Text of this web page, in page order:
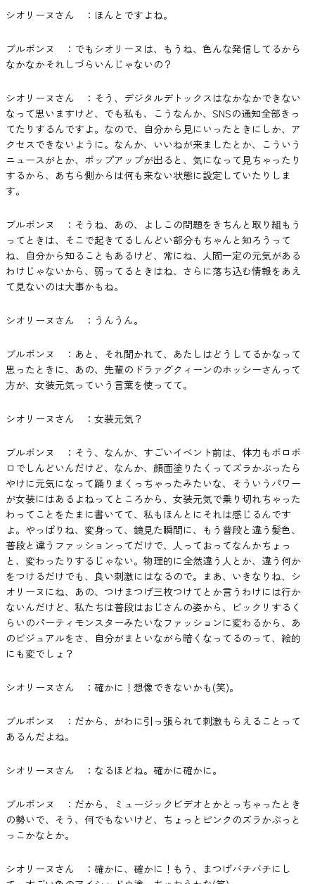
シオリーヌさん ：ほんとですよね。
ブルボンヌ ：でもシオリーヌは、もうね、色んな発信してるから
なかなかそれしづらいんじゃないの？
シオリーヌさん ：そう、デジタルデトックスはなかなかできない
なって思いますけど、でも私も、こうなんか、SNSの通知全部きっ
てたりするんですよ。なので、自分から見にいったときにしか、ア
クセスできないように。なんか、いいねが来ましたとか、こういう
ニュースがとか、ポップアップが出ると、気になって見ちゃったり
するから、あちら側からは何も来ない状態に設定していたりしま
す。
ブルボンヌ ：そうね、あの、よしこの問題をきちんと取り組もう
ってときは、そこで起きてるしんどい部分もちゃんと知ろうって
ね、自分から知ることもあるけど、常にね、人間一定の元気がある
わけじゃないから、弱ってるときはね、さらに落ち込む情報をあえ
て見ないのは大事かもね。
シオリーヌさん ：うんうん。
ブルボンヌ ：あと、それ聞かれて、あたしはどうしてるかなって
思ったときに、あの、先輩のドラァグクィーンのホッシーさんって
方が、女装元気っていう言葉を使ってて。
シオリーヌさん ：女装元気？
ブルボンヌ ：そう、なんか、すごいイベント前は、体力もボロボ
ロでしんどいんだけど、なんか、顔面塗りたくってズラかぶったら
やけに元気になって踊りまくっちゃったみたいな、そういうパワー
が女装にはあるよねってところから、女装元気で乗り切れちゃった
わってことをたまに書いてて、私もほんとにそれは感じるんです
よ。やっぱりね、変身って、鏡見た瞬間に、もう普段と違う髪色、
普段と違うファッションってだけで、人っておってなんかちょっ
と、変わったりするじゃない。物理的に全然違う人とか、違う何か
をつけるだけでも、良い刺激にはなるので。まあ、いきなりね、シ
オリーヌにね、あの、つけまつげ三枚つけてとか言うわけには行か
ないんだけど、私たちは普段はおじさんの姿から、ビックリするく
らいのパーティモンスターみたいなファッションに変わるから、あ
のビジュアルをさ、自分がまといながら暗くなってるのって、絵的
にも変でしょ？
シオリーヌさん ：確かに！想像できないかも(笑)。
ブルボンヌ ：だから、がわに引っ張られて刺激もらえることって
あるんだよね。
シオリーヌさん ：なるほどね。確かに確かに。
ブルボンヌ ：だから、ミュージックビデオとかとっちゃったとき
の勢いで、そう、何でもないけど、ちょっとピンクのズラかぶっと
っこかなとか。
シオリーヌさん ：確かに、確かに！もう、まつげバチバチにし